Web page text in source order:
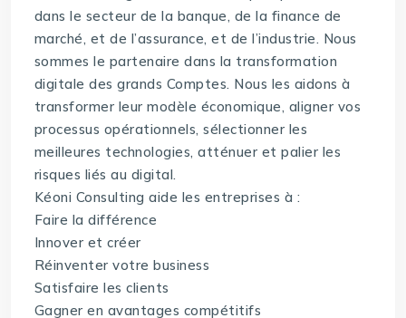
dans le secteur de la banque, de la finance de
marché, et de l’assurance, et de l’industrie. Nous
sommes le partenaire dans la transformation
digitale des grands Comptes. Nous les aidons à
transformer leur modèle économique, aligner vos
processus opérationnels, sélectionner les
meilleures technologies, atténuer et palier les
risques liés au digital.
Kéoni Consulting aide les entreprises à :
Faire la différence
Innover et créer
Réinventer votre business
Satisfaire les clients
Gagner en avantages compétitifs